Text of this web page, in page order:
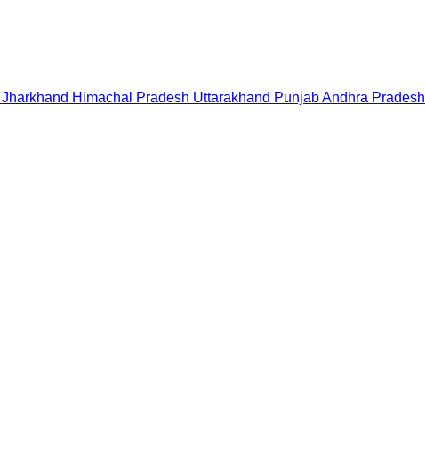
Jharkhand Himachal Pradesh Uttarakhand PunjabAndhra Pradesh